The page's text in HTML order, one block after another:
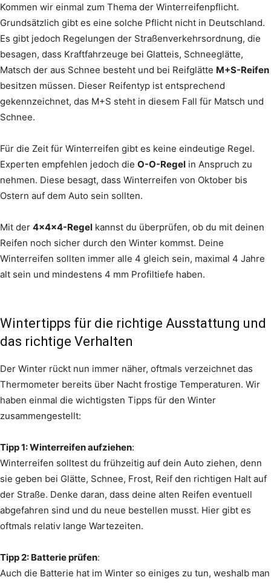
Kommen wir einmal zum Thema der Winterreifenpflicht.
Grundsätzlich gibt es eine solche Pflicht nicht in Deutschland.
Es gibt jedoch Regelungen der Straßenverkehrsordnung, die
besagen, dass Kraftfahrzeuge bei Glatteis, Schneeglätte,
Matsch der aus Schnee besteht und bei Reifglätte M+S-Reifen
besitzen müssen. Dieser Reifentyp ist entsprechend
gekennzeichnet, das M+S steht in diesem Fall für Matsch und
Schnee.
Für die Zeit für Winterreifen gibt es keine eindeutige Regel.
Experten empfehlen jedoch die O-O-Regel in Anspruch zu
nehmen. Diese besagt, dass Winterreifen von Oktober bis
Ostern auf dem Auto sein sollten.
Mit der 4x4x4-Regel kannst du überprüfen, ob du mit deinen
Reifen noch sicher durch den Winter kommst. Deine
Winterreifen sollten immer alle 4 gleich sein, maximal 4 Jahre
alt sein und mindestens 4 mm Profiltiefe haben.
Wintertipps für die richtige Ausstattung und
das richtige Verhalten
Der Winter rückt nun immer näher, oftmals verzeichnet das
Thermometer bereits über Nacht frostige Temperaturen. Wir
haben einmal die wichtigsten Tipps für den Winter
zusammengestellt:
Tipp 1: Winterreifen aufziehen:
Winterreifen solltest du frühzeitig auf dein Auto ziehen, denn
sie geben bei Glätte, Schnee, Frost, Reif den richtigen Halt auf
der Straße. Denke daran, dass deine alten Reifen eventuell
abgefahren sind und du neue bestellen musst. Hier gibt es
oftmals relativ lange Wartezeiten.
Tipp 2: Batterie prüfen:
Auch die Batterie hat im Winter so einiges zu tun, weshalb man